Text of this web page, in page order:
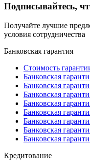
Подписывайтесь,
Получайте лучшие
условия сотрудничества
Банковская гарантия
Стоимость
Банковская
Банковская
Банковская
Банковская
Банковская
Банковская
Банковская
Банковская
Кредитование